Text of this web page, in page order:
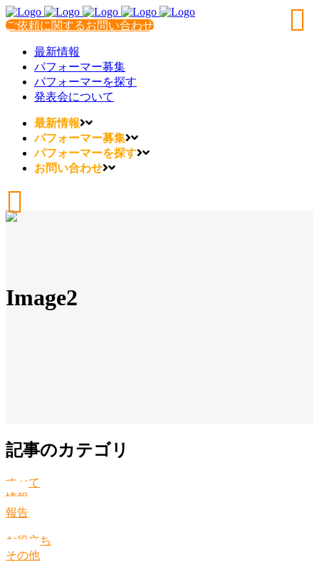
ご依頼に関するお問い合わせ
最新情報
パフォーマー募集
パフォーマーを探す
発表会について
最新情報
パフォーマー募集
パフォーマーを探す
お問い合わせ
Image2
記事のカテゴリ
すべて
情報
報告
お役立ち
その他